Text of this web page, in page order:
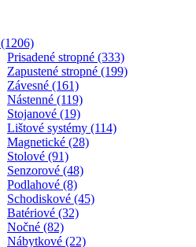
(1206)
Prisadené stropné (333)
Zapustené stropné (199)
Závesné (161)
Nástenné (119)
Stojanové (19)
Lištové systémy (114)
Magnetické (28)
Stolové (91)
Senzorové (48)
Podlahové (8)
Schodiskové (45)
Batériové (32)
Nočné (82)
Nábytkové (22)